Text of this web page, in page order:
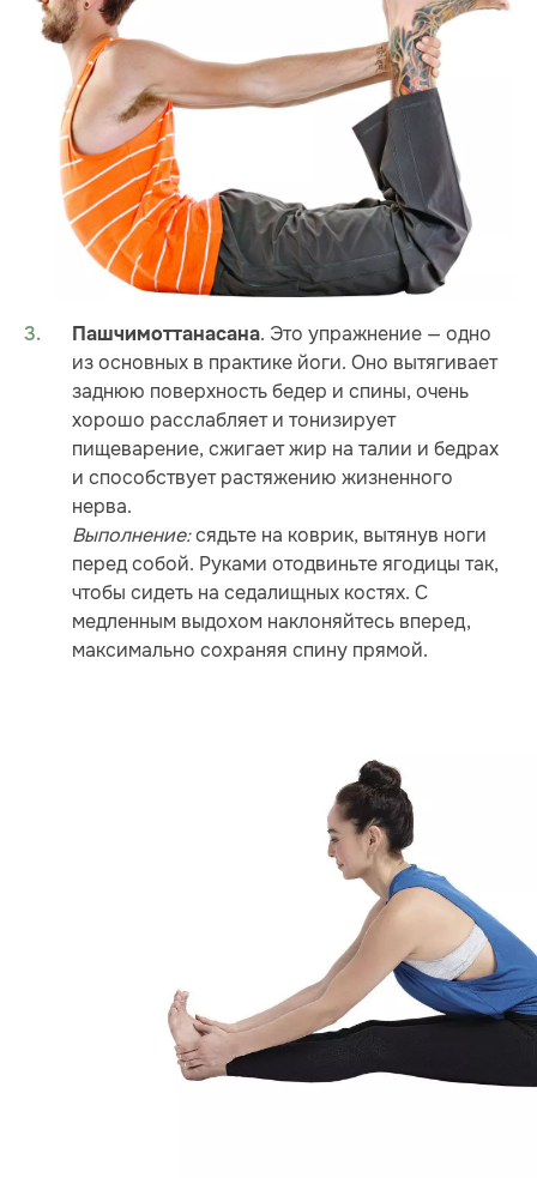
Пашчимоттанасана. Это упражнение — одно
из основных в практике йоги. Оно вытягивает
заднюю поверхность бедер и спины, очень
хорошо расслабляет и тонизирует
пищеварение, сжигает жир на талии и бедрах
и способствует растяжению жизненного
нерва.
Выполнение:сядьте на коврик, вытянув ноги
перед собой. Руками отодвиньте ягодицы так,
чтобы сидеть на седалищных костях. С
медленным выдохом наклоняйтесь вперед,
максимально сохраняя спину прямой.